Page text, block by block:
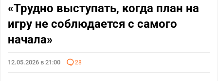
«Трудно выступать, когда план на
игру не соблюдается с самого
начала»
12.05.2026 в 21:00 28